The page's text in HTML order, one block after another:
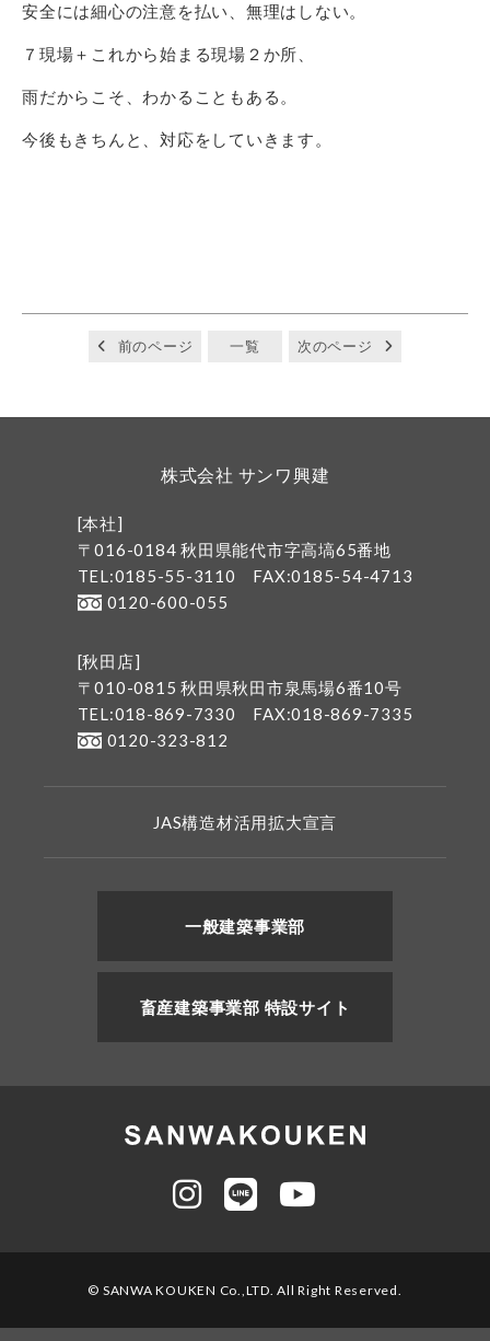
安全には細心の注意を払い、無理はしない。
７現場＋これから始まる現場２か所、
雨だからこそ、わかることもある。
今後もきちんと、対応をしていきます。
前のページ 一覧 次のページ
株式会社 サンワ興建
[本社]
〒016-0184 秋田県能代市字高塙65番地
TEL:0185-55-3110
FAX:0185-54-4713
0120-600-055
[秋田店]
〒010-0815 秋田県秋田市泉馬場6番10号
TEL:018-869-7330
FAX:018-869-7335
0120-323-812
JAS構造材活用拡大宣言
一般建築事業部
畜産建築事業部 特設サイト
© SANWA KOUKEN Co.,LTD. All Right Reserved.